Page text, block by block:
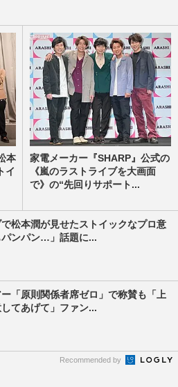
本
イ
家電メーカー『SHARP』公式の
《嵐のラストライブを大画面
で》の“先回りサポート...
松本潤が見せたストイックなプロ意
ンパン…」話題に...
「原則関係者席ゼロ」で称賛も「上
てあげて」ファン...
Recommended by